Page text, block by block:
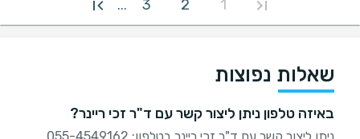
1
2
3
...
שאלות נפוצות
באיזה טלפון ניתן ליצור קשר עם ד"ר זכי ריינר?